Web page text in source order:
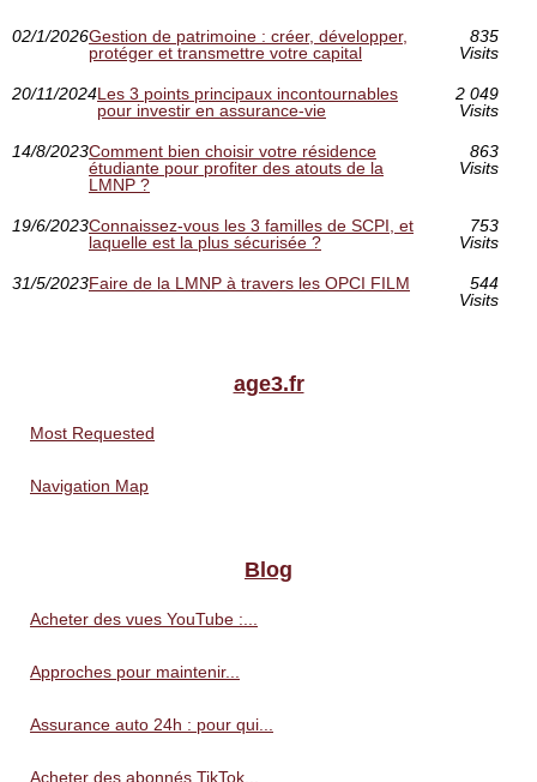
02/1/2026Gestion de patrimoine : créer, développer,
protéger et transmettre votre capital
835
Visits
20/11/2024Les 3 points principaux incontournables
pour investir en assurance-vie
2 049
Visits
14/8/2023Comment bien choisir votre résidence
étudiante pour profiter des atouts de la
LMNP ?
863
Visits
19/6/2023Connaissez-vous les 3 familles de SCPI, et
laquelle est la plus sécurisée ?
753
Visits
31/5/2023Faire de la LMNP à travers les OPCI FILM
544
Visits
age3.fr
Most Requested
Navigation Map
Blog
Acheter des vues YouTube :...
Approches pour maintenir...
Assurance auto 24h : pour qui...
Acheter des abonnés TikTok...